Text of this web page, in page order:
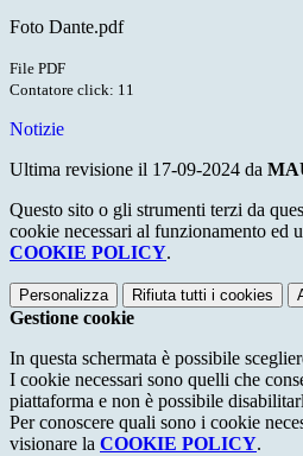
Foto Dante.pdf
File PDF
Contatore click: 11
Notizie
Ultima revisione il 17-09-2024 da
Questo sito o gli strumenti terzi da
cookie necessari al funzionamento ed
COOKIE POLICY.
Personalizza Rifiuta tutti i cookies
Gestione cookie
In questa schermata è possibile
I cookie necessari sono quelli che
piattaforma e non è possibile
Per conoscere quali sono i cookie
visionare la COOKIE POLICY.